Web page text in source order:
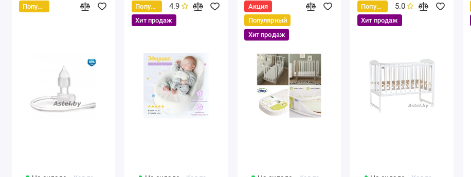
Популярный
Популярный
Хит продаж
4.9
Акция
Популярный
Хит продаж
Популярный
Хит продаж
5.0